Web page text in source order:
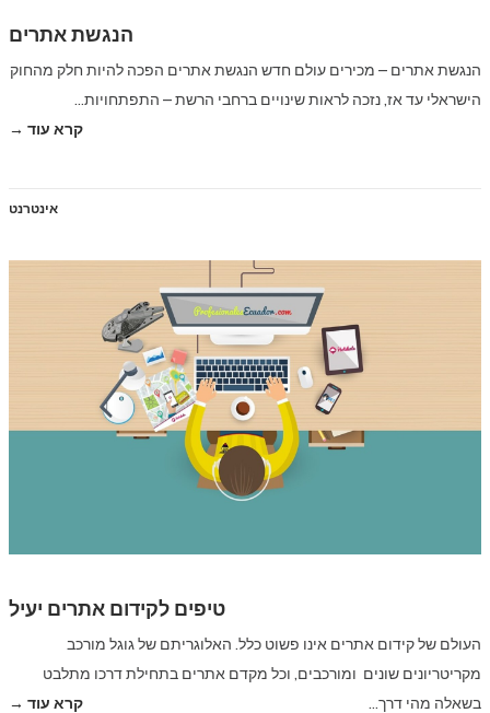
הנגשת אתרים
הנגשת אתרים – מכירים עולם חדש הנגשת אתרים הפכה להיות חלק מהחוק
הישראלי עד אז, נזכה לראות שינויים ברחבי הרשת – התפתחויות…
קרא עוד →
אינטרנט
טיפים לקידום אתרים יעיל
העולם של קידום אתרים אינו פשוט כלל. האלוגריתם של גוגל מורכב
מקריטריונים שונים ומורכבים, וכל מקדם אתרים בתחילת דרכו מתלבט
בשאלה מהי דרך…
קרא עוד →